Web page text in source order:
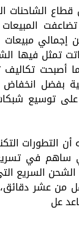
الشاحنات
إلى 9% من إجمالي
تمثل فيها
أصبحت
بفضل انخفاض
توسيع
التطورات
ساهم في
الشحن السريع
من عشر
عل